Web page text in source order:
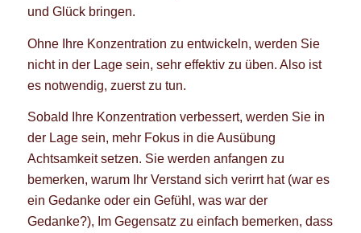
und Glück bringen.
Ohne Ihre Konzentration zu entwickeln, werden Sie
nicht in der Lage sein, sehr effektiv zu üben. Also ist
es notwendig, zuerst zu tun.
Sobald Ihre Konzentration verbessert, werden Sie in
der Lage sein, mehr Fokus in die Ausübung
Achtsamkeit setzen. Sie werden anfangen zu
bemerken, warum Ihr Verstand sich verirrt hat (war es
ein Gedanke oder ein Gefühl, was war der
Gedanke?), Im Gegensatz zu einfach bemerken, dass